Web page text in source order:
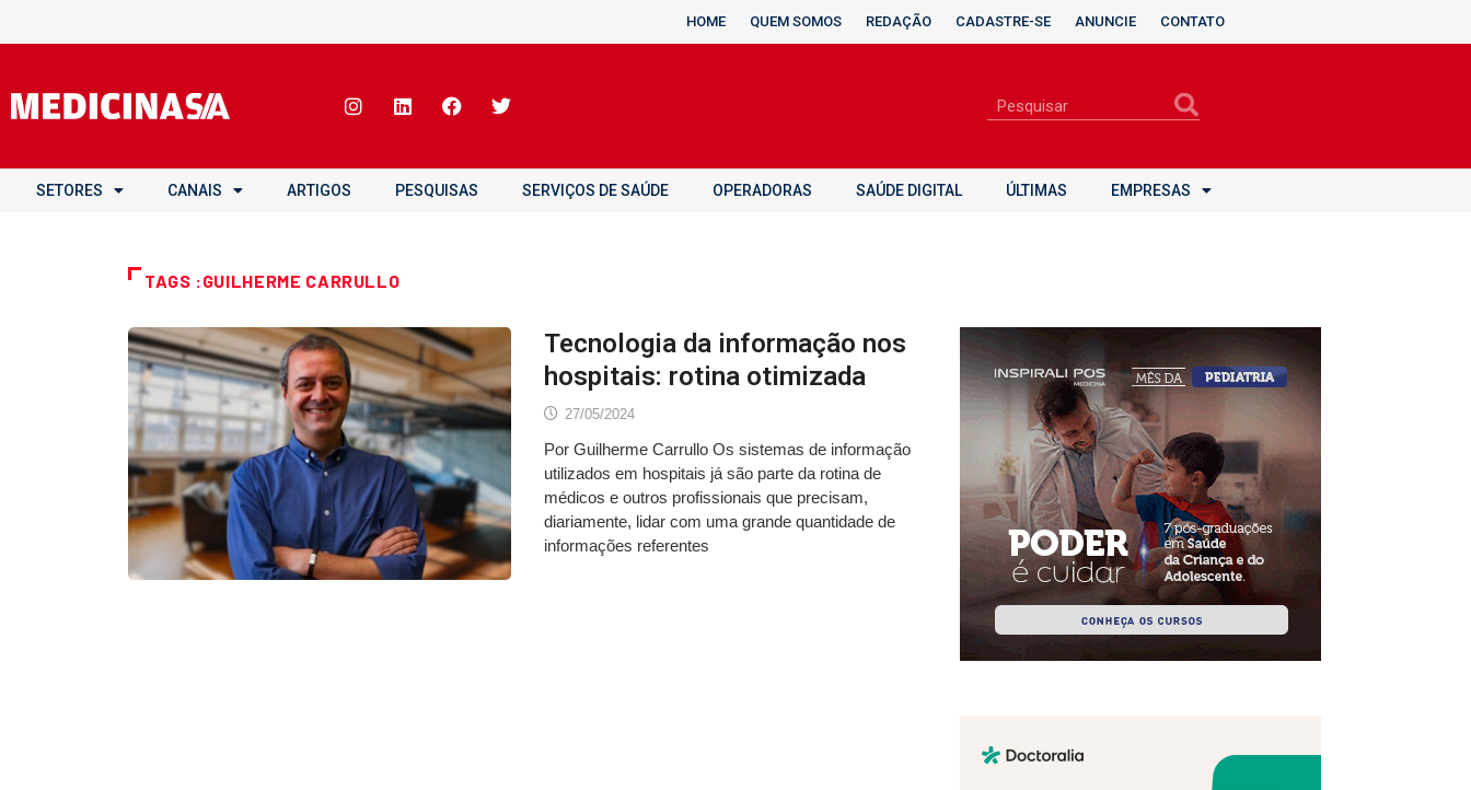
HOME QUEM SOMOS REDAÇÃO CADASTRE-SE ANUNCIE CONTATO
SETORES CANAIS ARTIGOS PESQUISAS SERVIÇOS DE SAÚDE OPERADORAS SAÚDE DIGITAL ÚLTIMAS EMPRESAS
TAGS :GUILHERME CARRULLO
Tecnologia da informação nos
hospitais: rotina otimizada
27/05/2024
Por Guilherme Carrullo Os sistemas de informação
utilizados em hospitais já são parte da rotina de
médicos e outros profissionais que precisam,
diariamente, lidar com uma grande quantidade de
informações referentes